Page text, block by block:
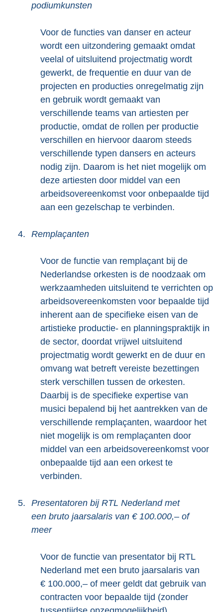
podiumkunsten
Voor de functies van danser en acteur
wordt een uitzondering gemaakt omdat
veelal of uitsluitend projectmatig wordt
gewerkt, de frequentie en duur van de
projecten en producties onregelmatig zijn
en gebruik wordt gemaakt van
verschillende teams van artiesten per
productie, omdat de rollen per productie
verschillen en hiervoor daarom steeds
verschillende typen dansers en acteurs
nodig zijn. Daarom is het niet mogelijk om
deze artiesten door middel van een
arbeidsovereenkomst voor onbepaalde tijd
aan een gezelschap te verbinden.
4. Remplaçanten
Voor de functie van remplaçant bij de
Nederlandse orkesten is de noodzaak om
werkzaamheden uitsluitend te verrichten op
arbeidsovereenkomsten voor bepaalde tijd
inherent aan de specifieke eisen van de
artistieke productie- en planningspraktijk in
de sector, doordat vrijwel uitsluitend
projectmatig wordt gewerkt en de duur en
omvang wat betreft vereiste bezettingen
sterk verschillen tussen de orkesten.
Daarbij is de specifieke expertise van
musici bepalend bij het aantrekken van de
verschillende remplaçanten, waardoor het
niet mogelijk is om remplaçanten door
middel van een arbeidsovereenkomst voor
onbepaalde tijd aan een orkest te
verbinden.
5.
Presentatoren bij RTL Nederland met
een bruto jaarsalaris van € 100.000,– of
meer
Voor de functie van presentator bij RTL
Nederland met een bruto jaarsalaris van
€ 100.000,– of meer geldt dat gebruik van
contracten voor bepaalde tijd (zonder